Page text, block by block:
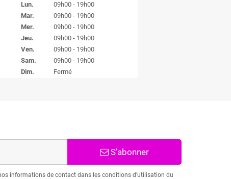
Lun.
09h00 - 19h00
Mar.
09h00 - 19h00
Mer.
09h00 - 19h00
Jeu.
09h00 - 19h00
Ven.
09h00 - 19h00
Sam.
09h00 - 19h00
Dim.
Fermé
S’abonner
informations de contact dans les conditions d'utilisation du